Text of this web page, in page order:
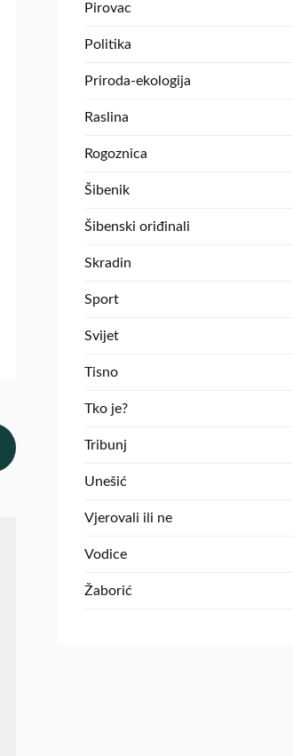
Pirovac
Politika
Priroda-ekologija
Raslina
Rogoznica
Šibenik
Šibenski oriđinali
Skradin
Sport
Svijet
Tisno
Tko je?
Tribunj
Unešić
Vjerovali ili ne
Vodice
Žaborić